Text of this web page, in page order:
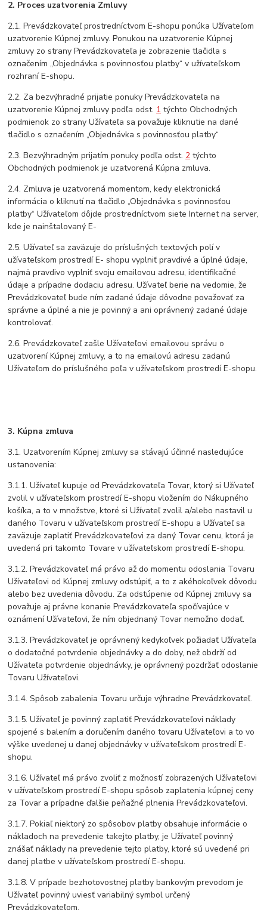
2. Proces uzatvorenia Zmluvy
2.1. Prevádzkovateľ prostredníctvom E-shopu ponúka Užívateľom
uzatvorenie Kúpnej zmluvy. Ponukou na uzatvorenie Kúpnej
zmluvy zo strany Prevádzkovateľa je zobrazenie tlačidla s
označením „Objednávka s povinnosťou platby“ v užívateľskom
rozhraní E-shopu.
2.2. Za bezvýhradné prijatie ponuky Prevádzkovateľa na
uzatvorenie Kúpnej zmluvy podľa odst. 1 týchto Obchodných
podmienok zo strany Užívateľa sa považuje kliknutie na dané
tlačidlo s označením „Objednávka s povinnosťou platby“
2.3. Bezvýhradným prijatím ponuky podľa odst. 2 týchto
Obchodných podmienok je uzatvorená Kúpna zmluva.
2.4. Zmluva je uzatvorená momentom, kedy elektronická
informácia o kliknutí na tlačidlo „Objednávka s povinnosťou
platby“ Užívateľom dôjde prostredníctvom siete Internet na server,
kde je nainštalovaný E-
2.5. Užívateľ sa zaväzuje do príslušných textových polí v
užívateľskom prostredí E- shopu vyplniť pravdivé a úplné údaje,
najmä pravdivo vyplniť svoju emailovou adresu, identifikačné
údaje a prípadne dodaciu adresu. Užívateľ berie na vedomie, že
Prevádzkovateľ bude ním zadané údaje dôvodne považovať za
správne a úplné a nie je povinný a ani oprávnený zadané údaje
kontrolovať.
2.6. Prevádzkovateľ zašle Užívateľovi emailovou správu o
uzatvorení Kúpnej zmluvy, a to na emailovú adresu zadanú
Užívateľom do príslušného poľa v užívateľskom prostredí E-shopu.
3. Kúpna zmluva
3.1. Uzatvorením Kúpnej zmluvy sa stávajú účinné nasledujúce
ustanovenia:
3.1.1. Užívateľ kupuje od Prevádzkovateľa Tovar, ktorý si Užívateľ
zvolil v užívateľskom prostredí E-shopu vložením do Nákupného
košíka, a to v množstve, ktoré si Užívateľ zvolil a/alebo nastavil u
daného Tovaru v užívateľskom prostredí E-shopu a Užívateľ sa
zaväzuje zaplatiť Prevádzkovateľovi za daný Tovar cenu, ktorá je
uvedená pri takomto Tovare v užívateľskom prostredí E-shopu.
3.1.2. Prevádzkovateľ má právo až do momentu odoslania Tovaru
Užívateľovi od Kúpnej zmluvy odstúpiť, a to z akéhokoľvek dôvodu
alebo bez uvedenia dôvodu. Za odstúpenie od Kúpnej zmluvy sa
považuje aj právne konanie Prevádzkovateľa spočívajúce v
oznámení Užívateľovi, že ním objednaný Tovar nemožno dodať.
3.1.3. Prevádzkovateľ je oprávnený kedykoľvek požiadať Užívateľa
o dodatočné potvrdenie objednávky a do doby, než obdrží od
Užívateľa potvrdenie objednávky, je oprávnený pozdržať odoslanie
Tovaru Užívateľovi.
3.1.4. Spôsob zabalenia Tovaru určuje výhradne Prevádzkovateľ.
3.1.5. Užívateľ je povinný zaplatiť Prevádzkovateľovi náklady
spojené s balením a doručením daného tovaru Užívateľovi a to vo
výške uvedenej u danej objednávky v užívateľskom prostredí E-
shopu.
3.1.6. Užívateľ má právo zvoliť z možností zobrazených Užívateľovi
v užívateľskom prostredí E-shopu spôsob zaplatenia kúpnej ceny
za Tovar a prípadne ďalšie peňažné plnenia Prevádzkovateľovi.
3.1.7. Pokiaľ niektorý zo spôsobov platby obsahuje informácie o
nákladoch na prevedenie takejto platby, je Užívateľ povinný
znášať náklady na prevedenie tejto platby, ktoré sú uvedené pri
danej platbe v užívateľskom prostredí E-shopu.
3.1.8. V prípade bezhotovostnej platby bankovým prevodom je
Užívateľ povinný uviesť variabilný symbol určený
Prevádzkovateľom.